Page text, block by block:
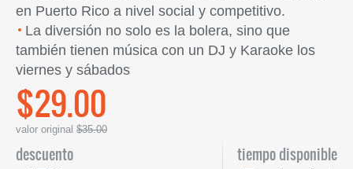
en Puerto Rico a nivel social y competitivo.
La diversión no solo es la bolera, sino que
también tienen música con un DJ y Karaoke los
viernes y sábados
$29.00
valor original $35.00
descuento tiempo disponible